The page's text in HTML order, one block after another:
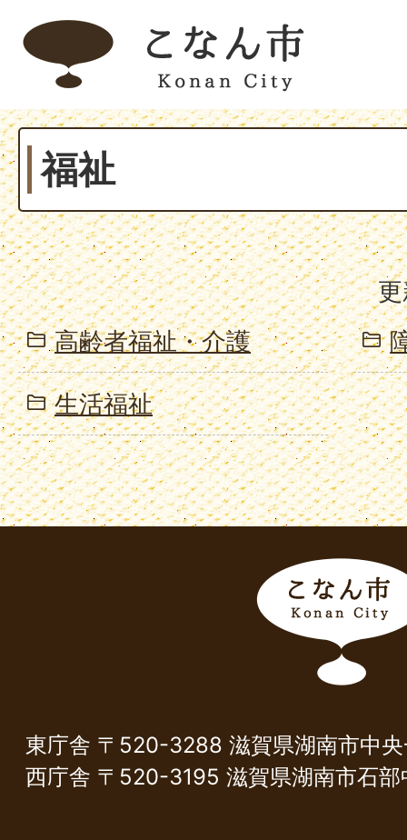
福祉
高齢者福祉・介護
生活福祉
こ
な
City
東庁舎 〒520-3288 滋賀県湖南市中央
西庁舎 〒520-3195 滋賀県湖南市石部